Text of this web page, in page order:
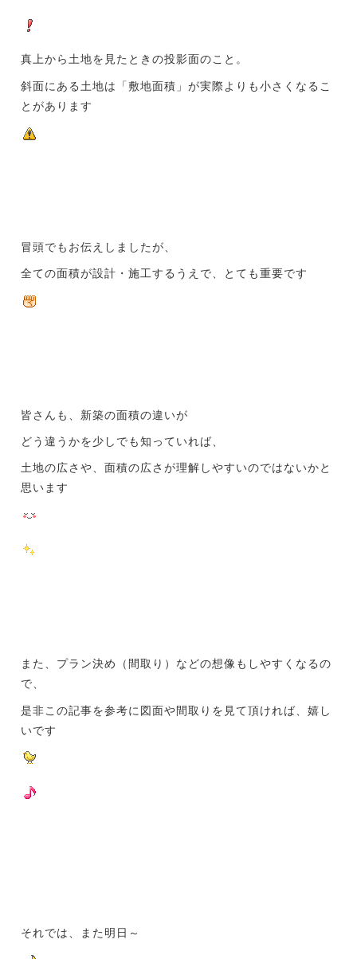
真上から土地を見たときの投影面のこと。
斜面にある土地は「敷地面積」が実際よりも小さくなるこ
とがあります
冒頭でもお伝えしましたが、
全ての面積が設計・施工するうえで、とても重要です
皆さんも、新築の面積の違いが
どう違うかを少しでも知っていれば、
土地の広さや、面積の広さが理解しやすいのではないかと
思います
また、プラン決め（間取り）などの想像もしやすくなるの
で、
是非この記事を参考に図面や間取りを見て頂ければ、嬉し
いです
それでは、また明日～